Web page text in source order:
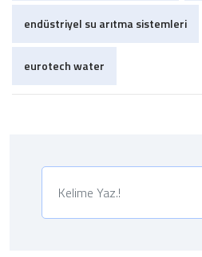
endüstriyel su arıtma sistemleri
eurotech water